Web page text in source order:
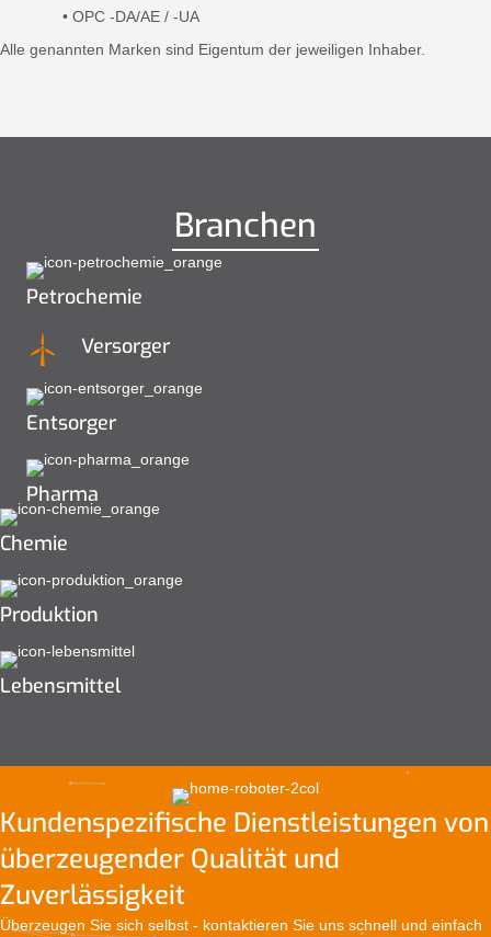
• OPC -DA/AE / -UA
Alle genannten Marken sind Eigentum der jeweiligen Inhaber.
Branchen
Petrochemie
Versorger
Entsorger
Pharma
Chemie
Produktion
Lebensmittel
Kundenspezifische Dienstleistungen von
überzeugender Qualität und
Zuverlässigkeit
Überzeugen Sie sich selbst - kontaktieren Sie uns schnell und einfach